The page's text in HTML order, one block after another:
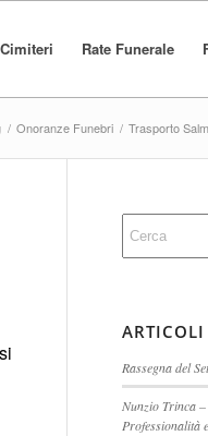
Cimiteri Rate Funerale
/ Onoranze Funebri / Trasporto
ARTICOLI
Rassegna del
Nunzio Trinca
Professionalità